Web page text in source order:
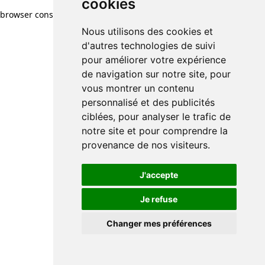
cookies
Nous utilisons des cookies et
d'autres technologies de suivi
pour améliorer votre expérience
de navigation sur notre site, pour
vous montrer un contenu
personnalisé et des publicités
ciblées, pour analyser le trafic de
notre site et pour comprendre la
provenance de nos visiteurs.
J'accepte
Je refuse
Changer mes préférences
browser console for more information)